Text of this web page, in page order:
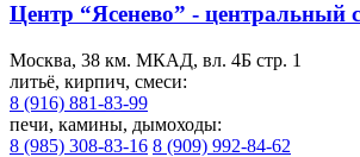
Центр “Ясенево” - центральный
Москва, 38 км. МКАД, вл. 4Б стр. 1
литьё, кирпич, смеси:
8 (916) 881-83-99
печи, камины, дымоходы:
8 (985) 308-83-16 8 (909) 992-84-62